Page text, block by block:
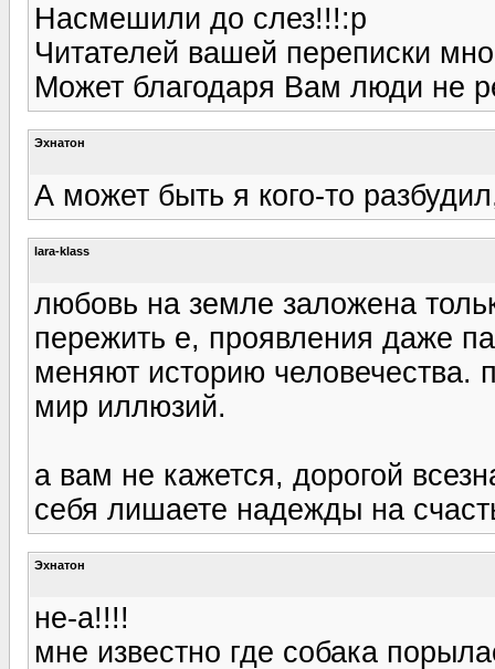
Насмешили до слез!!!:p
Читателей вашей переписки
Может благодаря Вам люди не
Эхнатон
А может быть я кого-то
lara-klass
любовь на земле заложена
пережить е, проявления даже
меняют историю человечества.
мир иллюзий.
а вам не кажется, дорогой
себя лишаете надежды на
Эхнатон
не-а!!!!
мне известно где собака